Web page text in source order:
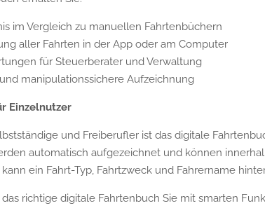
im Vergleich zu manuellen Fahrtenbüchern
aller Fahrten in der App oder am Computer
für Steuerberater und Verwaltung
manipulationssichere Aufzeichnung
Einzelnutzer
und Freiberufler ist das digitale
automatisch aufgezeichnet und können
ein Fahrt-Typ, Fahrtzweck und Fahrername
richtige digitale Fahrtenbuch Sie mit smarten